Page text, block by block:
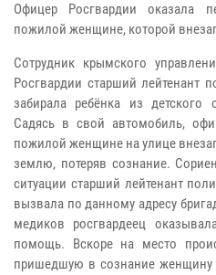
Офицер Росгвардии оказала
пожилой женщине, которой
Сотрудник крымского
Росгвардии старший лейтенант
забирала ребёнка из
Садясь в свой автомобиль,
пожилой женщине на улице
землю, потеряв сознание.
ситуации старший лейтенант
вызвала по данному адресу
медиков росгвардеец
помощь. Вскоре на место
пришедшую в сознание женщину